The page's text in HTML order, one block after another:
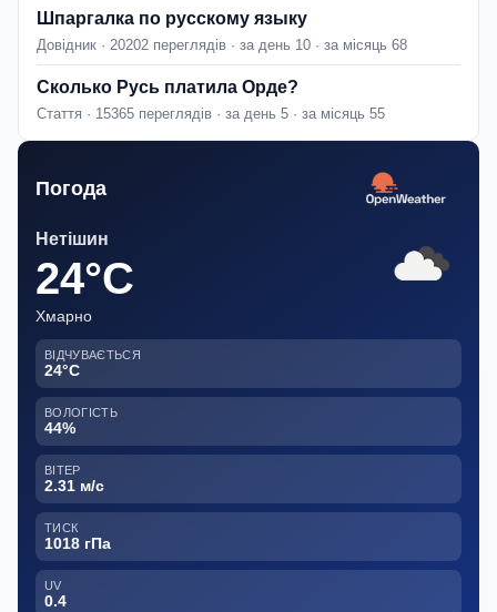
Шпаргалка по русскому языку
Довідник · 20202 переглядів · за день 10 · за місяць 68
Сколько Русь платила Орде?
Стаття · 15365 переглядів · за день 5 · за місяць 55
Погода
Нетішин
24°C
Хмарно
ВІДЧУВАЄТЬСЯ
24°C
ВОЛОГІСТЬ
44%
ВІТЕР
2.31 м/с
ТИСК
1018 гПа
UV
0.4